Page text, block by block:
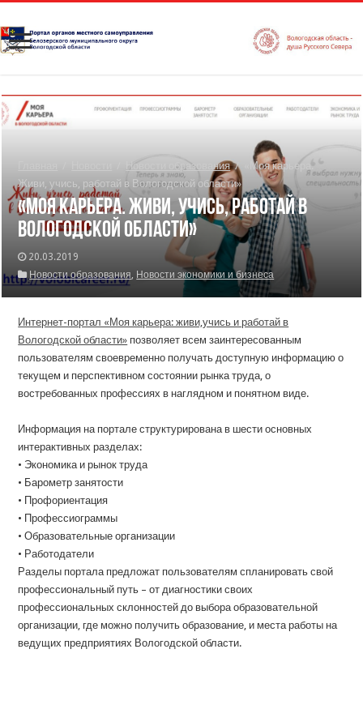
Новости образования /
«Моя карьера.
Живи, учись, работай в Вологодской области»
«Моя карьера. Живи, учись, работай в
Вологодской области»
20.03.2019
Новости образования, Новости экономики и бизнеса
Интернет-портал «Моя карьера: живи,учись и работай в
Вологодской области» позволяет всем заинтересованным
пользователям своевременно получать доступную информацию о
текущем и перспективном состоянии рынка труда, о
востребованных профессиях в наглядном и понятном виде.
Информация на портале структурирована в шести основных
интерактивных разделах:
• Экономика и рынок труда
• Барометр занятости
• Профориентация
• Профессиограммы
• Образовательные организации
• Работодатели
Разделы портала предложат пользователям спланировать свой
профессиональный путь – от диагностики своих
профессиональных склонностей до выбора образовательной
организации, где можно получить образование, и места работы на
ведущих предприятиях Вологодской области.